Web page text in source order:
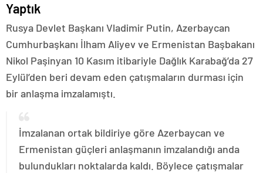
Yaptık
Rusya Devlet Başkanı Vladimir Putin, Azerbaycan
Cumhurbaşkanı İlham Aliyev ve Ermenistan Başbakanı
Nikol Paşinyan 10 Kasım itibariyle Dağlık Karabağ’da 27
Eylül’den beri devam eden çatışmaların durması için
bir anlaşma imzalamıştı.
İmzalanan ortak bildiriye göre Azerbaycan ve
Ermenistan güçleri anlaşmanın imzalandığı anda
bulundukları noktalarda kaldı. Böylece çatışmalar